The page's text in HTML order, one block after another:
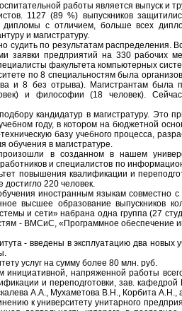
работы является выпуск и
1127 (89 %) выпускников
дипломы с отличием, больше всех
и магистратуру.
по результатам распределения.
заявки предприятий на 330 рабочих
факультета компьютерных
по 8 специальностям была
и 8 без отрыва). Магистрантам была
и философии (18 человек).
кандидатур в магистратуру. Это
году, в котором на бюджетной
базу учебного процесса,
обучения в магистратуре.
в созданном в нашем
и специалистов по
повышения квалификации и
220 человек.
иностранным языкам
высшее образование выпускников
и сети» набрана одна группа (27
- ВМСиС, «Программное обеспечение
- введены в эксплуатацию два новых
услуг на сумму более 80 млн. руб.
инициативной, напряженной работы
и переподготовки, зав.
А.А., Мухаметова В.Н., Корбита А.Н.,
к университету унитарного